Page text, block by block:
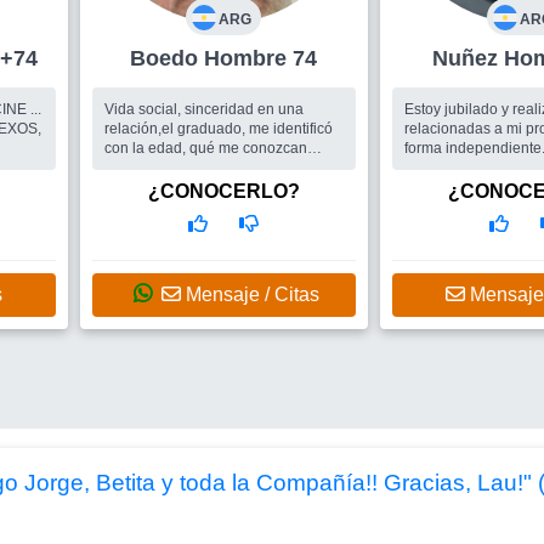
+74
...
ARG
Boedo Hombre 74
Vida social, sinceridad en una
relación,el graduado, me identificó
con la edad, qué me conozcan
una buena charla con cerveza de
por medio,nunca hablaría de mi ...
Mujer
¿CONOCERLO?
Mensaje / Citas
Estoy jubilado y realizo actividades
relacionadas a mi profesión en
forma
viajes...
Busco
Jorge, Betita y toda la Compañía!! Gracias, Lau!"